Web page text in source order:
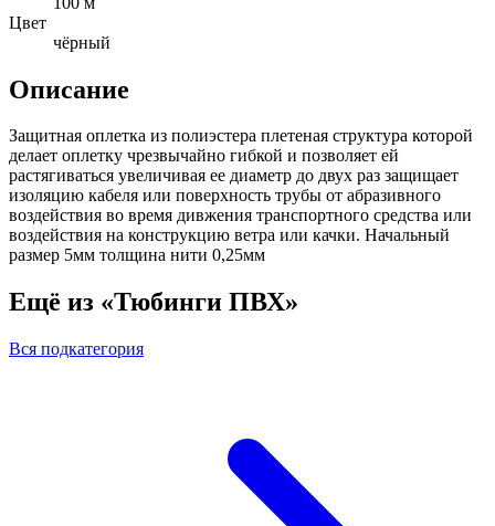
Цвет
чёрный
Описание
Защитная оплетка из полиэстера плетеная структура которой
делает оплетку чрезвычайно гибкой и позволяет ей
растягиваться увеличивая ее диаметр до двух раз защищает
изоляцию кабеля или поверхность трубы от абразивного
воздействия во время дивжения транспортного средства или
воздействия на конструкцию ветра или качки. Начальный
размер 5мм толщина нити 0,25мм
Ещё из «Тюбинги ПВХ»
Вся подкатегория